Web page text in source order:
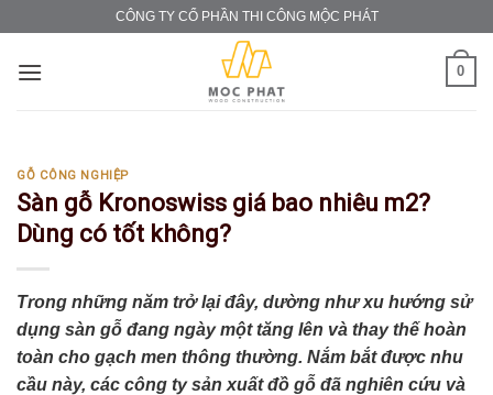
content
CÔNG TY CỔ PHẦN THI CÔNG MỘC PHÁT
0
GỖ CÔNG NGHIỆP
Sàn gỗ Kronoswiss giá bao nhiêu m2?
Dùng có tốt không?
Trong những năm trở lại đây, dường như xu hướng sử
dụng sàn gỗ đang ngày một tăng lên và thay thế hoàn
toàn cho gạch men thông thường. Nắm bắt được nhu
cầu này, các công ty sản xuất đồ gỗ đã nghiên cứu và